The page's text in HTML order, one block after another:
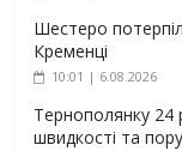
Шестеро
Кременці
10:01 | 6.08.2026
Тернополянку
швидкості та